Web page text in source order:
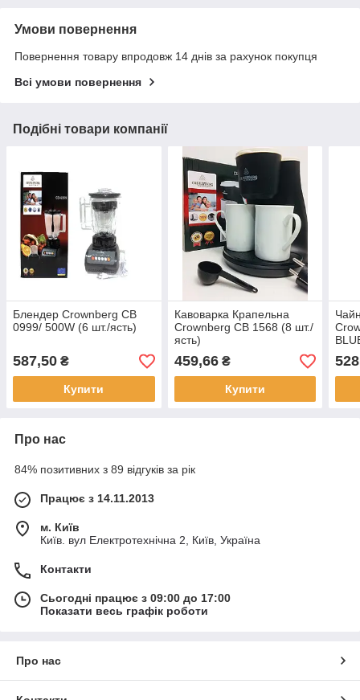
Умови повернення
Повернення товару впродовж 14 днів за рахунок покупця
Всі умови повернення
Подібні товари компанії
Блендер Crownberg CB
0999/ 500W (6 шт./ясть)
587,50 ₴
Купити
Кавоварка Крапельна
Crownberg CB 1568 (8 шт./
ясть)
459,66₴
Купити
Про нас
84% позитивних з 89 відгуків за рік
Працює з 14.11.2013
м. Київ
Київ. вул Електротехнічна 2, Київ, Україна
Контакти
Сьогодні працює з 09:00 до 17:00
Показати весь графік роботи
Про нас